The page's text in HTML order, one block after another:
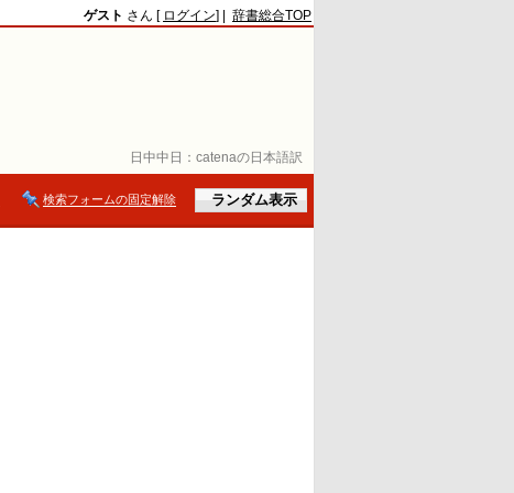
日中中日： catenaの日本語訳
ゲスト さん [ ログイン] | 辞書総合TOP
検索フォームの固定解除